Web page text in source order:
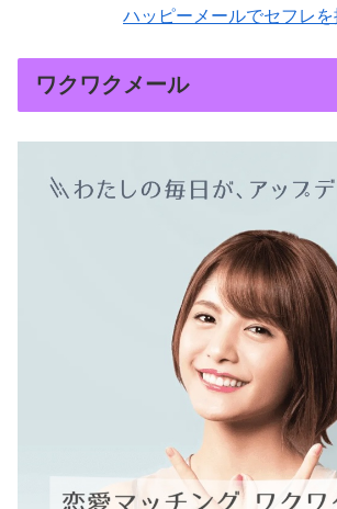
ハッピーメールでセフレを
ワクワクメール